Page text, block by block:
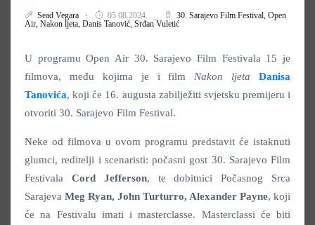
Sead Vegara 05.08.2024. 30. Sarajevo Film Festival, Open
Air, Nakon ljeta, Danis Tanović, Srđan Vuletić
U programu Open Air 30. Sarajevo Film Festivala 15 je
filmova, među kojima je i film Nakon ljeta
Danisa
Tanovića, koji će 16. augusta zabilježiti svjetsku premijeru i
otvoriti 30. Sarajevo Film Festival.
Neke od filmova u ovom programu predstavit će istaknuti
glumci, reditelji i scenaristi: počasni gost 30. Sarajevo Film
Festivala Cord Jefferson, te dobitnici Počasnog Srca
Sarajeva Meg Ryan, John Turturro, Alexander Payne, koji
će na Festivalu imati i masterclasse. Masterclassi će biti